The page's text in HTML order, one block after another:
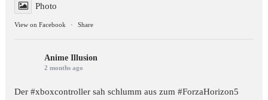
Photo
View on Facebook · Share
Anime Illusion
2 months ago
Der #xboxcontroller sah schlumm aus zum#ForzaHorizon5